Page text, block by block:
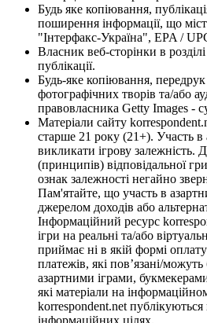
Будь яке копіювання,
поширення інформації, що
"Інтерфакс-Україна", EPA /
Власник веб-сторінки в
публікації.
Будь-яке копіювання, передрук
фотографічних творів та/або
правовласника Getty Images -
Матеріали сайту
старше 21 року (21+). Участь в
викликати ігрову залежність.
(принципів) відповідальної
ознак залежності негайно
Пам'ятайте, що участь в
джерелом доходів або
Інформаційний ресурс
ігри на реальні та/або
приймає ні в якій формі
платежів, які пов’язані/можуть
азартними іграми,
які матеріали на
korrespondent.net
інформаційних цілях.